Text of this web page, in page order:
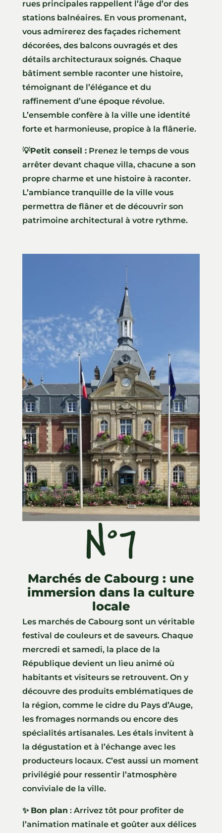
rues principales rappellent l’âge d’or des
stations balnéaires. En vous promenant,
vous admirerez des façades richement
décorées, des balcons ouvragés et des
détails architecturaux soignés. Chaque
bâtiment semble raconter une histoire,
témoignant de l’élégance et du
raffinement d’une époque révolue.
L’ensemble confère à la ville une identité
forte et harmonieuse, propice à la flânerie.
💡Petit conseil :Prenez le temps de vous
arrêter devant chaque villa, chacune a son
propre charme et une histoire à raconter.
L’ambiance tranquille de la ville vous
permettra de flâner et de découvrir son
patrimoine architectural à votre rythme.
N°7
ll
Marchés de Cabourg : une
immersion dans la culture
locale
Les marchés de Cabourg sont un véritable
festival de couleurs et de saveurs. Chaque
mercredi et samedi, la place de la
République devient un lieu animé où
habitants et visiteurs se retrouvent. On y
découvre des produits emblématiques de
la région, comme le cidre du Pays d’Auge,
les fromages normands ou encore des
spécialités artisanales. Les étals invitent à
la dégustation et à l’échange avec les
producteurs locaux. C’est aussi un moment
privilégié pour ressentir l’atmosphère
conviviale de la ville.
✨ Bon plan : Arrivez tôt pour profiter de
l’animation matinale et goûter aux délices